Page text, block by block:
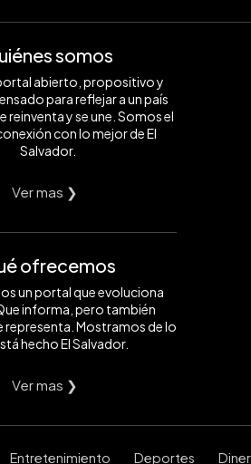
somos
abierto, propositivo y
para reflejar a un país
reinventa y se une. Somos el
con lo mejor de El
Salvador.
Ver mas ❯
ofrecemos
un portal que evoluciona
informa, pero también
representa. Mostramos de lo
hecho El Salvador.
Ver mas ❯
Entretenimiento Deportes